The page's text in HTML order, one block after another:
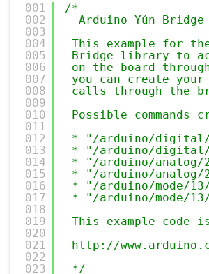
001
002
003
004
005
006
007
008
009
010
011
012
013
014
015
016
017
018
019
020
021
022
023
/*
Arduino Yún Bridge
This example for
Bridge library to
on the board
you can create your
calls through the
Possible
* "/arduino/digital/
* "/arduino/digital/
* "/arduino/analog/
* "/arduino/analog/
* "/arduino/mode/
* "/arduino/mode/
This example code
http://
*/